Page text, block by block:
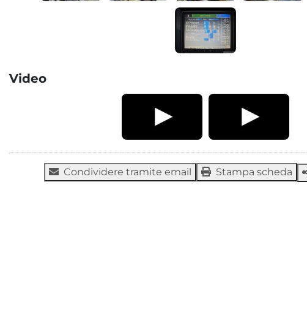
Video
Condividere tramite email Stampa scheda